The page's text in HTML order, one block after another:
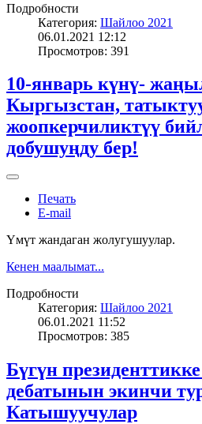
Подробности
Категория: Шайлоо 2021
06.01.2021 12:12
Просмотров: 391
10-январь күнү-
Кыргызстан,
жоопкерчиликтүү
добушуңду бер!
Печать
E-mail
Үмүт жандаган жолугушуулар.
Кенен маалымат...
Подробности
Категория: Шайлоо 2021
06.01.2021 11:52
Просмотров: 385
Бүгүн
дебатынын экинчи
Катышуучулар